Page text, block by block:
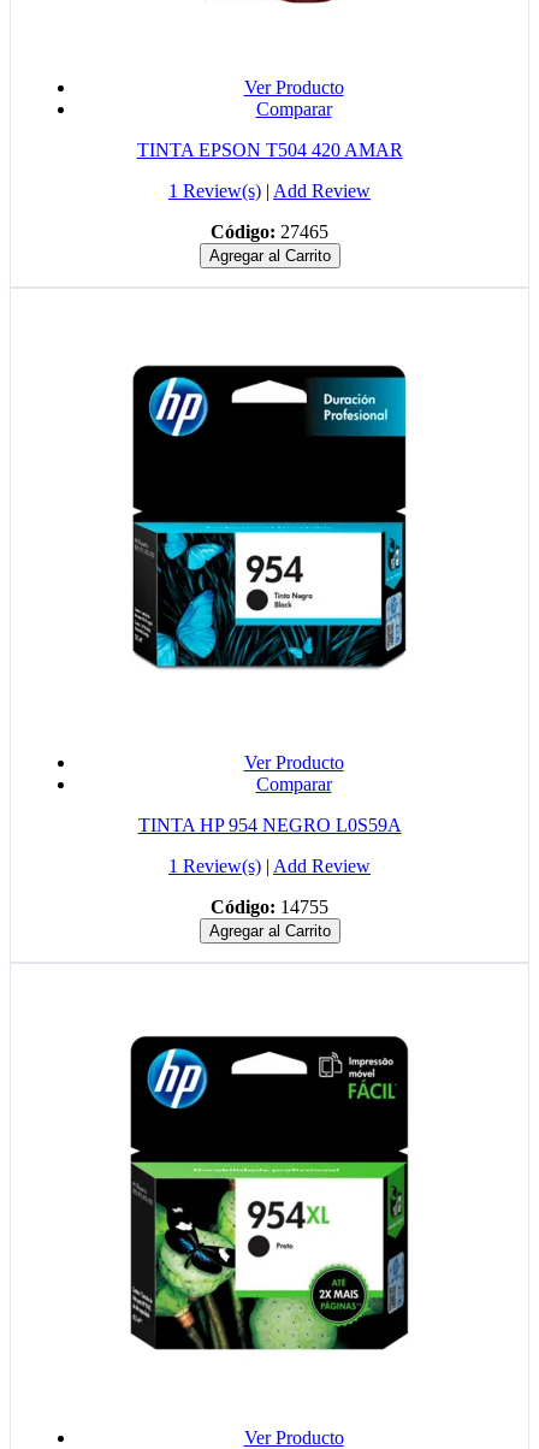
Ver Producto
Comparar
TINTA EPSON T504 420 AMAR
1 Review(s) | Add Review
Código: 27465
Agregar al Carrito
Ver Producto
Comparar
TINTA HP 954 NEGRO L0S59A
1 Review(s) | Add Review
Código: 14755
Agregar al Carrito
Ver Producto